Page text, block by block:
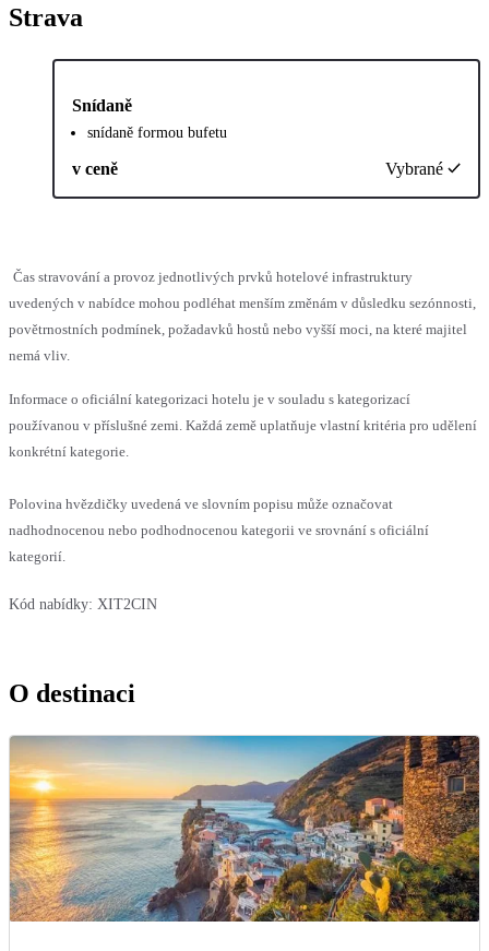
Strava
Snídaně
snídaně formou bufetu
v ceně Vybrané
Čas stravování a provoz jednotlivých prvků hotelové infrastruktury
uvedených v nabídce mohou podléhat menším změnám v důsledku sezónnosti,
povětrnostních podmínek, požadavků hostů nebo vyšší moci, na které majitel
nemá vliv.
Informace o oficiální kategorizaci hotelu je v souladu s kategorizací
používanou v příslušné zemi. Každá země uplatňuje vlastní kritéria pro udělení
konkrétní kategorie.
Polovina hvězdičky uvedená ve slovním popisu může označovat
nadhodnocenou nebo podhodnocenou kategorii ve srovnání s oficiální
kategorií.
Kód nabídky: XIT2CIN
O destinaci